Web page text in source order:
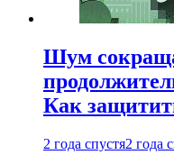
Шум
Как
2 года спустя2 года